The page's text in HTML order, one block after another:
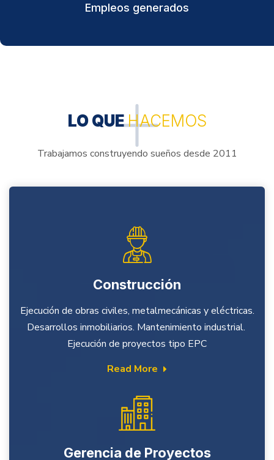
Empleos generados
LO QUEHACEMOS
Trabajamos construyendo sueños desde 2011
Construcción
Ejecución de obras civiles, metalmecánicas y eléctricas.
Desarrollos inmobiliarios. Mantenimiento industrial.
Ejecución de proyectos tipo EPC
Read More
Gerencia de Proyectos